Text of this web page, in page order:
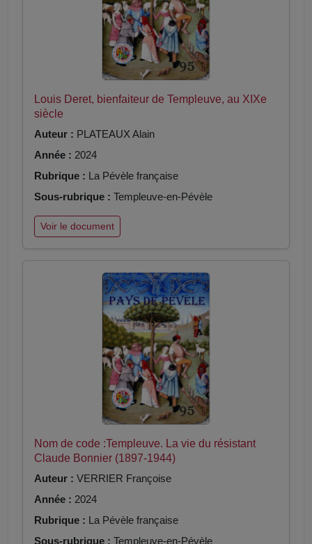
Louis Deret, bienfaiteur de Templeuve, au XIXe
siècle
Auteur : PLATEAUX Alain
Année : 2024
Rubrique : La Pévèle française
Sous-rubrique : Templeuve-en-Pévèle
Voir le document
Nom de code :Templeuve. La vie du résistant
Claude Bonnier (1897-1944)
Auteur : VERRIER Françoise
Année : 2024
Rubrique : La Pévèle française
Sous-rubrique : Templeuve-en-Pévèle